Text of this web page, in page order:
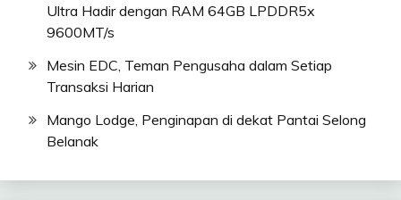
Ultra Hadir dengan RAM 64GB LPDDR5x
9600MT/s
Mesin EDC, Teman Pengusaha dalam Setiap
Transaksi Harian
Mango Lodge, Penginapan di dekat Pantai Selong
Belanak